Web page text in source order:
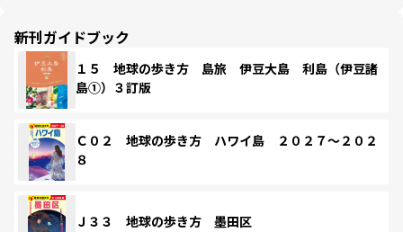
新刊ガイドブック
１５ 地球の歩き方 島旅 伊豆大島 利島（伊豆諸
島①）３訂版
Ｃ０２ 地球の歩き方 ハワイ島 ２０２７～２０２
８
Ｊ３３ 地球の歩き方 墨田区